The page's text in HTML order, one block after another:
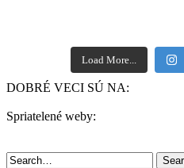
Load More...
DOBRÉ VECI SÚ NA:
Spriatelené weby: